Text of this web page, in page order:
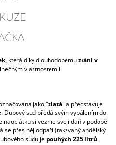
která díky dlouhodobémuzrání v
vlastnostem i
jako "zlatá" a představuje
Dubový sud předá svým vypálením do
naoplátku si vezme svoji daň v podobě
se přes něj odpaří (takzvaný andělský
sudu je pouhých 225 litrů.